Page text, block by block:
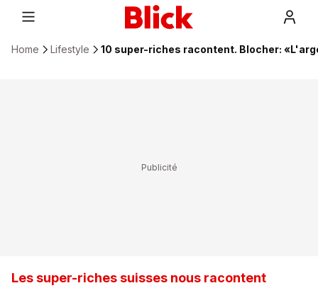
Home Lifestyle 10 super-riches racontent. Blocher:
Les super-riches suisses nous racontent